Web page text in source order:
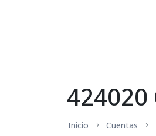
424020
Inicio Cuentas